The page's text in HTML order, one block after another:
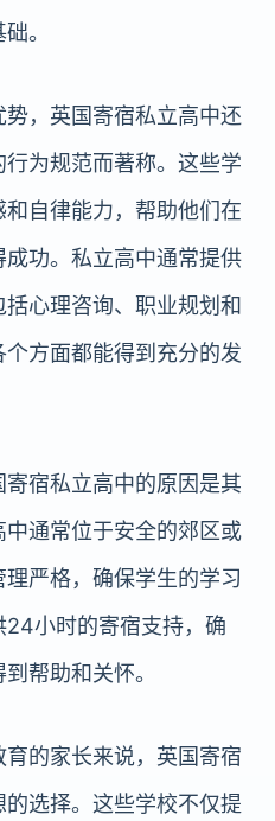
。
，英国寄宿私立高中还
为规范而著称。这些学
自律能力，帮助他们在
功。私立高中通常提供
心理咨询、职业规划和
方面都能得到充分的发
宿私立高中的原因是其
通常位于安全的郊区或
严格，确保学生的学习
小时的寄宿支持，确
帮助和关怀。
的家长来说，英国寄宿
选择。这些学校不仅提